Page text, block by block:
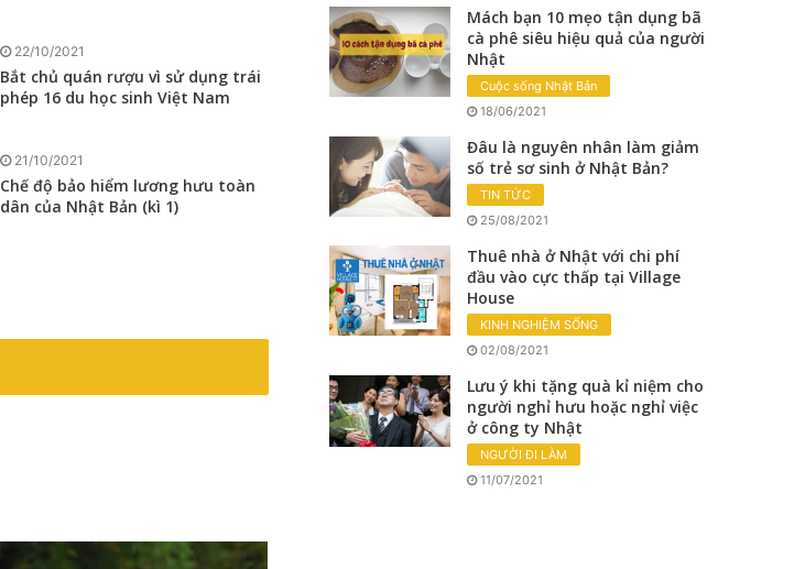
22/10/2021
Bắt chủ quán rượu vì sử dụng trái
phép 16 du học sinh Việt Nam
21/10/2021
Chế độ bảo hiểm lương hưu toàn
dân của Nhật Bản (kì 1)
Mách bạn 10 mẹo tận dụng bã
cà phê siêu hiệu quả của người
Nhật
Cuộc sống Nhật Bản
18/06/2021
Đâu là nguyên nhân làm giảm
số trẻ sơ sinh ở Nhật Bản?
TIN TỨC
25/08/2021
Thuê nhà ở Nhật với chi phí
đầu vào cực thấp tại Village
House
KINH NGHIỆM SỐNG
02/08/2021
Lưu ý khi tặng quà kỉ niệm cho
người nghỉ hưu hoặc nghỉ việc
ở công ty Nhật
NGƯỜI ĐI LÀM
11/07/2021